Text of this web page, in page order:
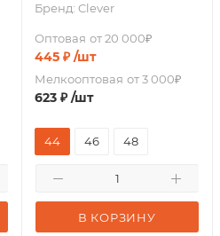
Бренд: Clever
Оптовая от 20 000₽
445₽ /шт
Мелкооптовая от 3 000₽
623₽ /шт
В КОРЗИНУ
44 46 48